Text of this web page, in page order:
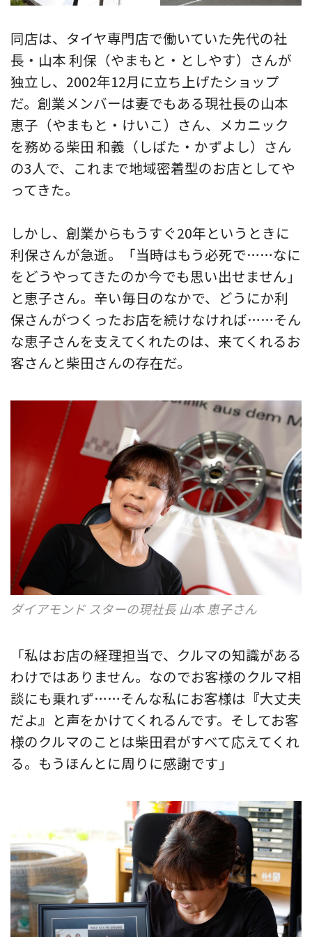
同店は、タイヤ専門店で働いていた先代の社
長・山本 利保（やまもと・としやす）さんが
独立し、2002年12月に立ち上げたショップ
だ。創業メンバーは妻でもある現社長の山本
恵子（やまもと・けいこ）さん、メカニック
を務める柴田 和義（しばた・かずよし）さん
の3人で、これまで地域密着型のお店としてや
ってきた。
しかし、創業からもうすぐ20年というときに
利保さんが急逝。「当時はもう必死で……なに
をどうやってきたのか今でも思い出せません」
と恵子さん。辛い毎日のなかで、どうにか利
保さんがつくったお店を続けなければ……そん
な恵子さんを支えてくれたのは、来てくれるお
客さんと柴田さんの存在だ。
ダイアモンド スターの現社長 山本 恵子さん
「私はお店の経理担当で、クルマの知識がある
わけではありません。なのでお客様のクルマ相
談にも乗れず……そんな私にお客様は『大丈夫
だよ』と声をかけてくれるんです。そしてお客
様のクルマのことは柴田君がすべて応えてくれ
る。もうほんとに周りに感謝です」